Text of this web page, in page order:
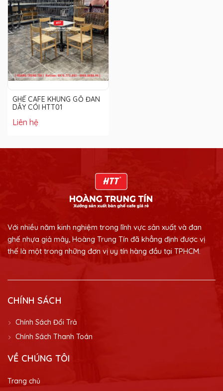
GHẾ CAFE KHUNG GỖ ĐAN
DÂY CÓI HTT01
Liên hệ
Với nhiều năm kinh nghiệm trong lĩnh vực sản xuất và đan
ghế nhựa giả mây, Hoàng Trung Tín đã khẳng định được vị
thế là một trong những đơn vị uy tín hàng đầu tại TPHCM.
CHÍNH SÁCH
Chính Sách Đổi Trả
Chính Sách Thanh Toán
VỀ CHÚNG TÔI
Trang chủ